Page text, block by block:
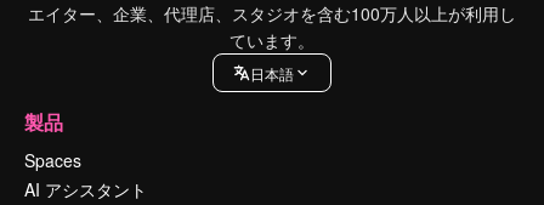
エイター、企業、代理店、スタジオを含む100万人以上が利用し
ています。
日本語
製品
Spaces
AI アシスタント